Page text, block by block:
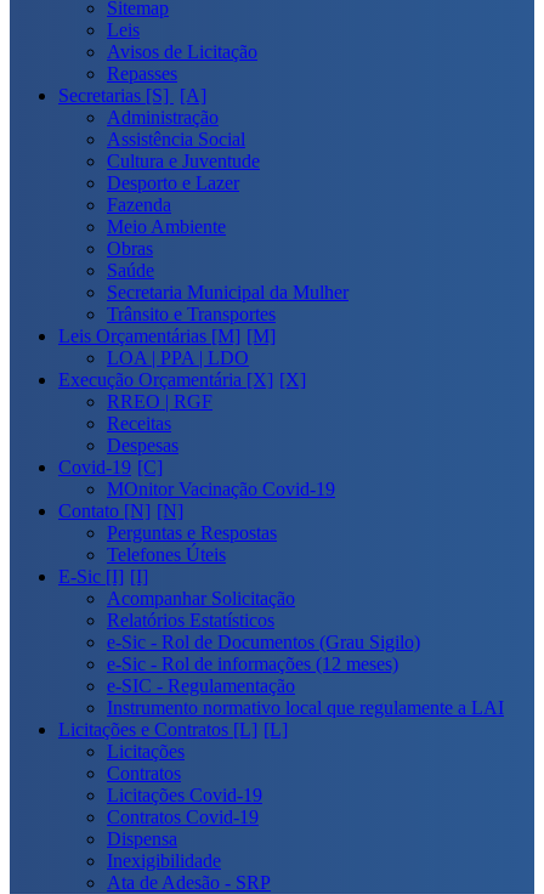
Sitemap
Leis
Avisos de Licitação
Repasses
Secretarias [S]
Administração
Assistência Social
Cultura e Juventude
Desporto e Lazer
Fazenda
Meio Ambiente
Obras
Saúde
Secretaria Municipal da Mulher
Trânsito e Transportes
Leis Orçamentárias [M]
LOA | PPA | LDO
Execução Orçamentária [X]
RREO | RGF
Receitas
Despesas
Covid-19
MOnitor Vacinação Covid-19
Contato [N]
Perguntas e Respostas
Telefones Úteis
E-Sic [I]
Acompanhar Solicitação
Relatórios Estatísticos
e-Sic - Rol de Documentos (Grau Sigilo)
e-Sic - Rol de informações (12 meses)
e-SIC - Regulamentação
Instrumento normativo local que regulamente a LAI
Licitações e Contratos [L]
Licitações
Contratos
Licitações Covid-19
Contratos Covid-19
Dispensa
Inexigibilidade
Ata de Adesão - SRP